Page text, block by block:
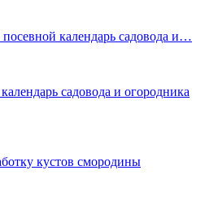
календарь садовода и…
садовода и огородника
кустов смородины